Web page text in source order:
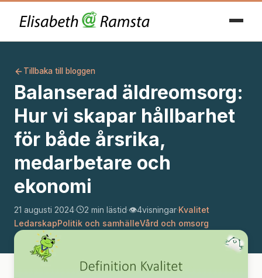
Tillbaka till bloggen
Balanserad äldreomsorg:
Hur vi skapar hållbarhet
för både årsrika,
medarbetare och
ekonomi
21 augusti 2024· 2 min lästid·👁️4visningar·Kvalitet
LedarskapPolitik och samhälleVård och omsorg